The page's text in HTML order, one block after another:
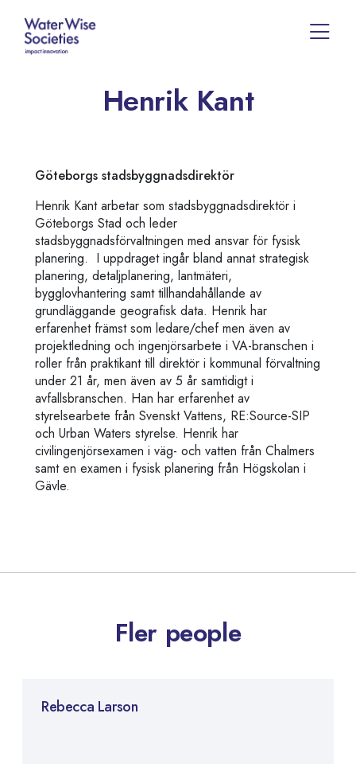
Henrik Kant
Göteborgs stadsbyggnadsdirektör
Henrik Kantarbetar som stadsbyggnadsdirektör i
Göteborgs Stad och leder
stadsbyggnadsförvaltningen med ansvar för fysisk
planering. I uppdraget ingår bland annat strategisk
planering, detaljplanering, lantmäteri,
bygglovhantering samt tillhandahållande av
grundläggande geografisk data. Henrik har
erfarenhet främst som ledare/chef men även av
projektledning och ingenjörsarbete i VA-branschen i
roller från praktikant till direktör i kommunal förvaltning
under 21 år, men även av 5 år samtidigt i
avfallsbranschen. Han har erfarenhet av
styrelsearbete från Svenskt Vattens, RE:Source-SIP
och Urban Waters styrelse. Henrik har
civilingenjörsexamen i väg- och vatten från Chalmers
samt en examen i fysisk planering från Högskolan i
Gävle.
Fler people
Rebecca Larson